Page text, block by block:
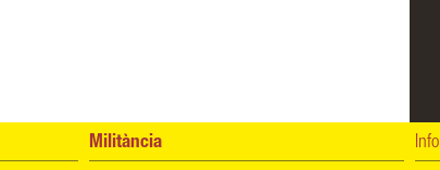
Militància Info